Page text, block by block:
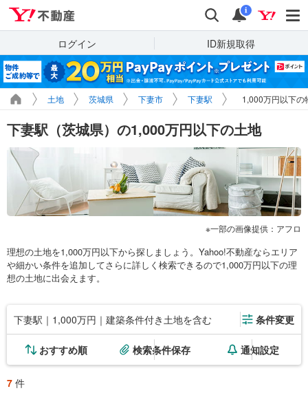
検索 通知
i
ログイン ID新規取得
土地 茨城県 下妻市 下妻駅 1,000万円以下の
下妻駅（茨城県）の1,000万円以下の土地
一部の画像提供：アフロ
理想の土地を1,000万円以下から探しましょう。Yahoo!不動産ならエリア
や細かい条件を追加してさらに詳しく検索できるので1,000万円以下の理
想の土地に出会えます。
下妻駅｜1,000万円｜建築条件付き土地を含む 条件変更
おすすめ順 検索条件保存 通知設定
7 件